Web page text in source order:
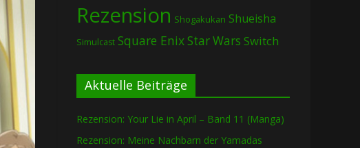
Rezension Shogakukan Shueisha
Simulcast Square EnixStar Wars Switch
Aktuelle Beiträge
Rezension: Your Lie in April – Band 11 (Manga)
Rezension: Meine Nachbarn der Yamadas